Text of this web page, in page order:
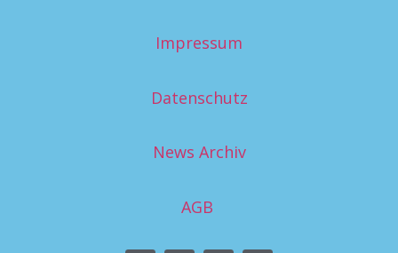
Impressum
Datenschutz
News Archiv
AGB